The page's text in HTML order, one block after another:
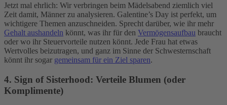
Jetzt mal ehrlich: Wir verbringen beim Mädelsabend ziemlich viel
Zeit damit, Männer zu analysieren. Galentine’s Day ist perfekt, um
wichtigere Themen anzuschneiden. Sprecht darüber, wie ihr mehr
Gehalt aushandeln könnt, was ihr für den Vermögensaufbau braucht
oder wo ihr Steuervorteile nutzen könnt. Jede Frau hat etwas
Wertvolles beizutragen, und ganz im Sinne der Schwesternschaft
könnt ihr sogar gemeinsam für ein Ziel sparen.
4. Sign of Sisterhood: Verteile Blumen (oder
Komplimente)